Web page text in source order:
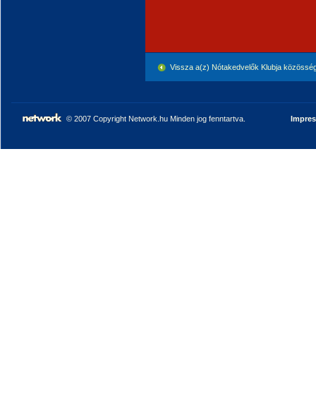
Vissza a(z) Nótakedvelők Klubja
© 2007 Copyright Network.hu Minden jog fenntartva.